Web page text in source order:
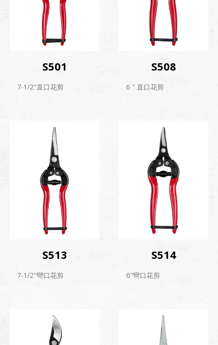
S501
7-1/2"直口花剪
S508
6 " 直口花剪
S513
7-1/2"彎口花剪
S514
6"彎口花剪